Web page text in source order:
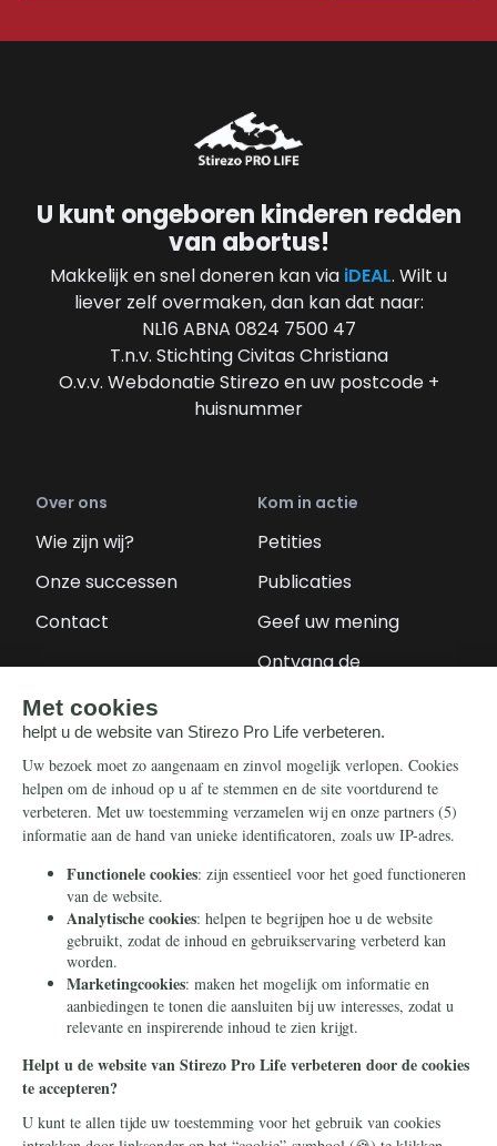
U kunt ongeboren kinderen redden
van abortus!
Makkelijk en snel doneren kan via iDEAL. Wilt u
liever zelf overmaken, dan kan dat naar:
NL16 ABNA 0824 7500 47
T.n.v. Stichting Civitas Christiana
O.v.v. Webdonatie Stirezo en uw postcode +
huisnummer
Over ons
Wie zijn wij?
Onze successen
Contact
Kom in actie
Petities
Publicaties
Geef uw mening
Ontvang de
Steun ons
Nieuwsbrief
Eenmalig
Maandelijks
Periodiek
Nalaten
Zelf overschrijven
Info
Contact
Ontvang onze
Telegram-berichten